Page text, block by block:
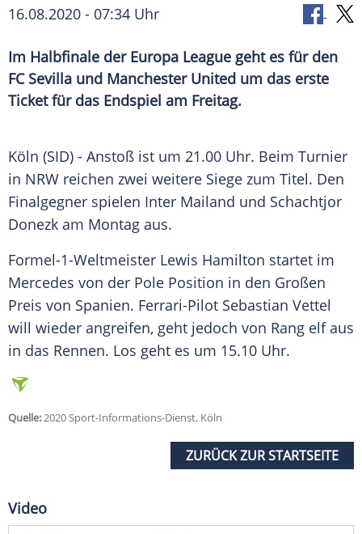
16.08.2020 - 07:34 Uhr
Im Halbfinale der Europa League geht es für den
FC Sevilla und Manchester United um das erste
Ticket für das Endspiel am Freitag.
Köln (SID) - Anstoß ist um 21.00 Uhr. Beim Turnier
in NRW reichen zwei weitere Siege zum Titel. Den
Finalgegner spielen Inter Mailand und Schachtjor
Donezk am Montag aus.
Formel-1-Weltmeister Lewis Hamilton startet im
Mercedes von der Pole Position in den Großen
Preis von Spanien. Ferrari-Pilot Sebastian Vettel
will wieder angreifen, geht jedoch von Rang elf aus
in das Rennen. Los geht es um 15.10 Uhr.
Quelle:2020 Sport-Informations-Dienst, Köln
ZURÜCK ZUR STARTSEITE
Video